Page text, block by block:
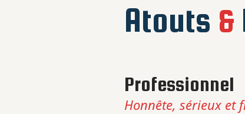
Atouts &
Professionnel
Honnête, sérieux et